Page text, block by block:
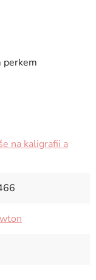
perkem
na kaligrafii a